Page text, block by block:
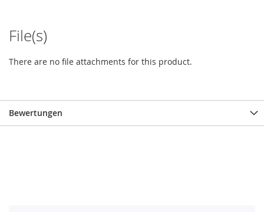
File(s)
There are no file attachments for this product.
Bewertungen